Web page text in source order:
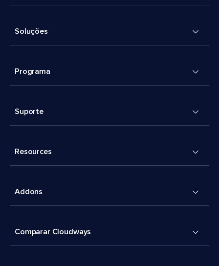
Soluções
Programa
Suporte
Resources
Addons
Comparar Cloudways